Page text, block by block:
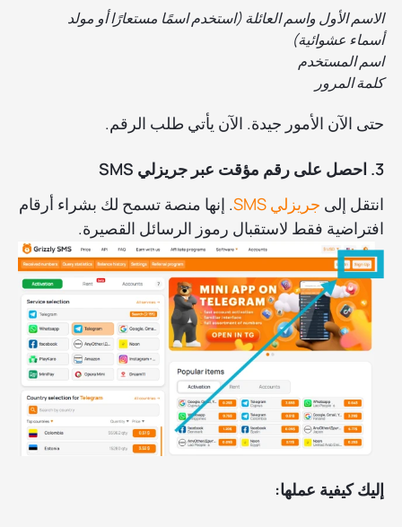
الاسم الأول واسم العائلة (استخدم اسمًا مستعارًا أو مولد
أسماء عشوائية)
اسم المستخدم
كلمة المرور
حتى الآن الأمور جيدة. الآن يأتي طلب الرقم.
3. احصل على رقم مؤقت عبر جريزلي SMS
انتقل إلى جريزلي SMS
. إنها منصة تسمح لك بشراء أرقام
افتراضية فقط لاستقبال رموز الرسائل القصيرة.
إليك كيفية عملها: